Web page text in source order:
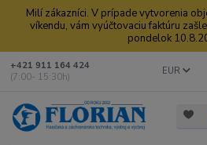
Milí zákazníci. V prípade vytvorenia
víkendu, vám vyúčtovaciu faktúru
pondelok
EUR
+421 911 164 424
(7:00- 15:30h)